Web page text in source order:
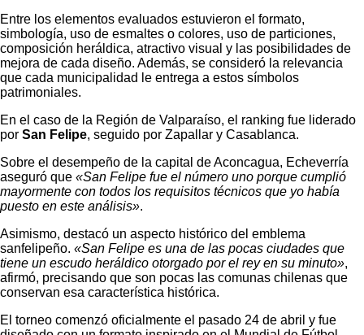
Entre los elementos evaluados estuvieron el formato,
simbología, uso de esmaltes o colores, uso de particiones,
composición heráldica, atractivo visual y las posibilidades de
mejora de cada diseño. Además, se consideró la relevancia
que cada municipalidad le entrega a estos símbolos
patrimoniales.
En el caso de la Región de Valparaíso, el ranking fue liderado
por San Felipe, seguido por Zapallar y Casablanca.
Sobre el desempeño de la capital de Aconcagua, Echeverría
aseguró que «San Felipe fue el número uno porque cumplió
mayormente con todos los requisitos técnicos que yo había
puesto en este análisis».
Asimismo, destacó un aspecto histórico del emblema
sanfelipeño. «San Felipe es una de las pocas ciudades que
tiene un escudo heráldico otorgado por el rey en su minuto»,
afirmó, precisando que son pocas las comunas chilenas que
conservan esa característica histórica.
El torneo comenzó oficialmente el pasado 24 de abril y fue